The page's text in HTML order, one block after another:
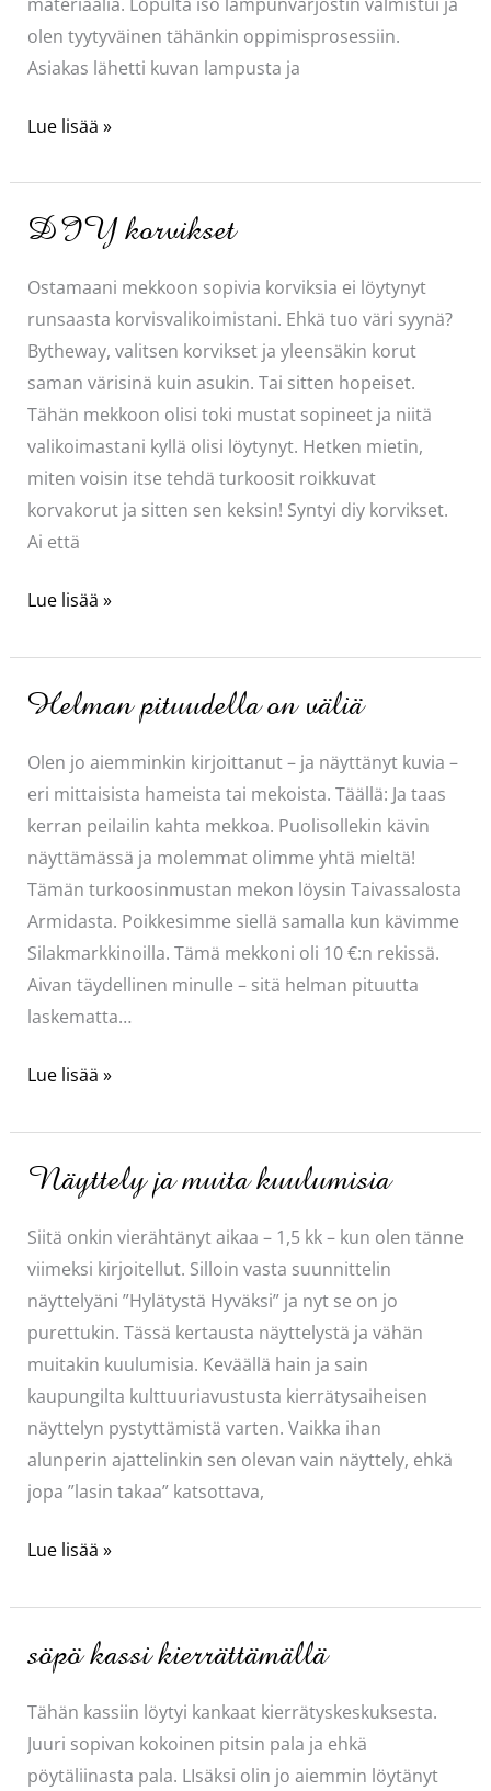
olen tyytyväinen tähänkin oppimisprosessiin.
Asiakas lähetti kuvan lampusta ja
Iso
Lue lisää »
DIY korvikset
Ostamaani mekkoon sopivia korviksia ei löytynyt
runsaasta korvisvalikoimistani. Ehkä tuo väri syynä?
Bytheway, valitsen korvikset ja yleensäkin korut
saman värisinä kuin asukin. Tai sitten hopeiset.
Tähän mekkoon olisi toki mustat sopineet ja niitä
valikoimastani kyllä olisi löytynyt. Hetken mietin,
miten voisin itse tehdä turkoosit roikkuvat
korvakorut ja sitten sen keksin! Syntyi diy korvikset.
Ai että
DIY
Lue lisää »
Helman pituudella on väliä
Olen jo aiemminkin kirjoittanut – ja näyttänyt kuvia –
eri mittaisista hameista tai mekoista. Täällä: Ja taas
kerran peilailin kahta mekkoa. Puolisollekin kävin
näyttämässä ja molemmat olimme yhtä mieltä!
Tämän turkoosinmustan mekon löysin Taivassalosta
Armidasta. Poikkesimme siellä samalla kun kävimme
Silakmarkkinoilla. Tämä mekkoni oli 10 €:n rekissä.
Aivan täydellinen minulle – sitä helman pituutta
laskematta…
Helman
on
väliä
Lue lisää »
Näyttely ja muita kuulumisia
Siitä onkin vierähtänyt aikaa – 1,5 kk – kun olen tänne
viimeksi kirjoitellut. Silloin vasta suunnittelin
näyttelyäni ”Hylätystä Hyväksi” ja nyt se on jo
purettukin. Tässä kertausta näyttelystä ja vähän
muitakin kuulumisia. Keväällä hain ja sain
kaupungilta kulttuuriavustusta kierrätysaiheisen
näyttelyn pystyttämistä varten. Vaikka ihan
alunperin ajattelinkin sen olevan vain näyttely, ehkä
jopa ”lasin takaa” katsottava,
Näyttely
muita
kuulumisia
Lue lisää »
söpö kassi kierrättämällä
Tähän kassiin löytyi kankaat kierrätyskeskuksesta.
Juuri sopivan kokoinen pitsin pala ja ehkä
pöytäliinasta pala. LIsäksi olin jo aiemmin löytänyt